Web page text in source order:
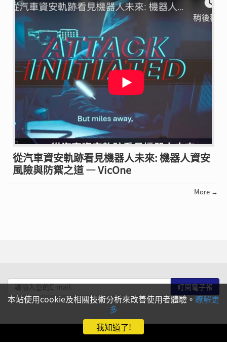
從汽車資安軌跡看見機器人未來: 機器人資安
風險與防禦之道 — VicOne
More →
請
輸
本站使用cookie及相關技術分析來改善使用者體驗。瞭解更
多
我知道了!